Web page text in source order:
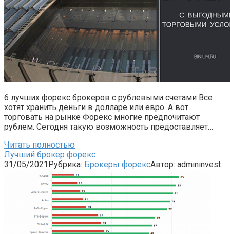
6 лучших форекс брокеров с рублевыми счетами Все
хотят хранить деньги в долларе или евро. А вот
торговать на рынке Форекс многие предпочитают
рублем. Сегодня такую возможность предоставляет…
Читать полностью
Лучший брокер форекс
31/05/2021Рубрика: Брокеры форексАвтор: admininvest